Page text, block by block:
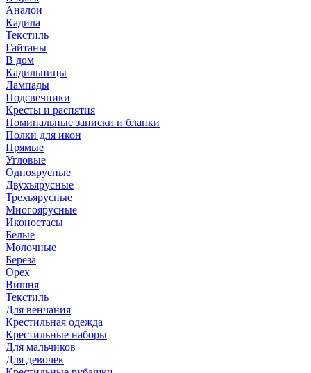
Аналои
Кадила
Текстиль
Гайтаны
В дом
Кадильницы
Лампады
Подсвечники
Кресты и распятия
Поминальные записки и бланки
Полки для икон
Прямые
Угловые
Одноярусные
Двухъярусные
Трехъярусные
Многоярусные
Иконостасы
Белые
Молочные
Береза
Орех
Вишня
Текстиль
Для венчания
Крестильная одежда
Крестильные наборы
Для мальчиков
Для девочек